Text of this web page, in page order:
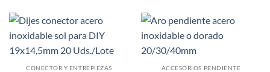
CONECTOR Y ENTREPIEZAS ACCESORIOS PENDIENTE